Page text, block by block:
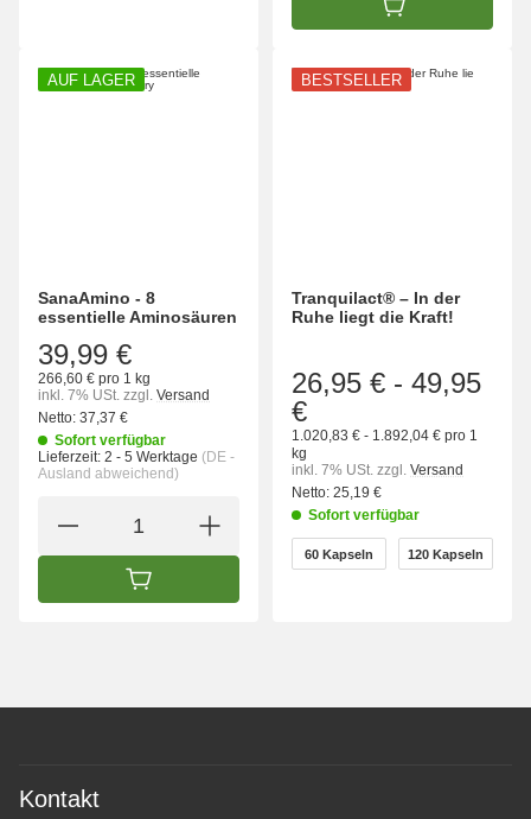
IN DEN
AUF LAGER
SanaAmino - 8
essentielle Aminosäuren
39,99 €
266,60 € pro 1 kg
inkl. 7% USt. zzgl. Versand
Netto: 37,37 €
Sofort verfügbar
Lieferzeit: 2 - 5 Werktage (DE -
Ausland abweichend)
IN DEN WARENKORB
BESTSELLER
Tranquilact® – In der
Ruhe liegt die Kraft!
26,95 € - 49,95
€
1.020,83 € - 1.892,04 € pro 1
kg
inkl. 7% USt. zzgl. Versand
Netto: 25,19 €
Sofort verfügbar
wählen
60 Kapseln
60 Kapseln 120 Kapseln
120 Kapseln
Kontakt